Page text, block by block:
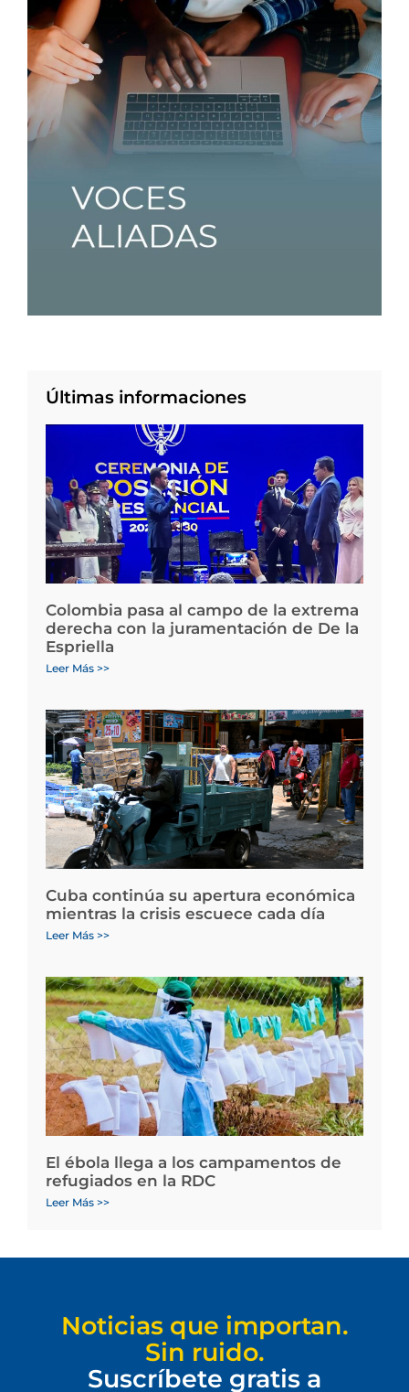
Últimas informaciones
Colombia pasa al campo de la extrema
derecha con la juramentación de De la
Espriella
Leer Más >>
Cuba continúa su apertura económica
mientras la crisis escuece cada día
Leer Más >>
El ébola llega a los campamentos de
refugiados en la RDC
Leer Más >>
Noticias que importan.
Sin ruido.
Suscríbete gratis a